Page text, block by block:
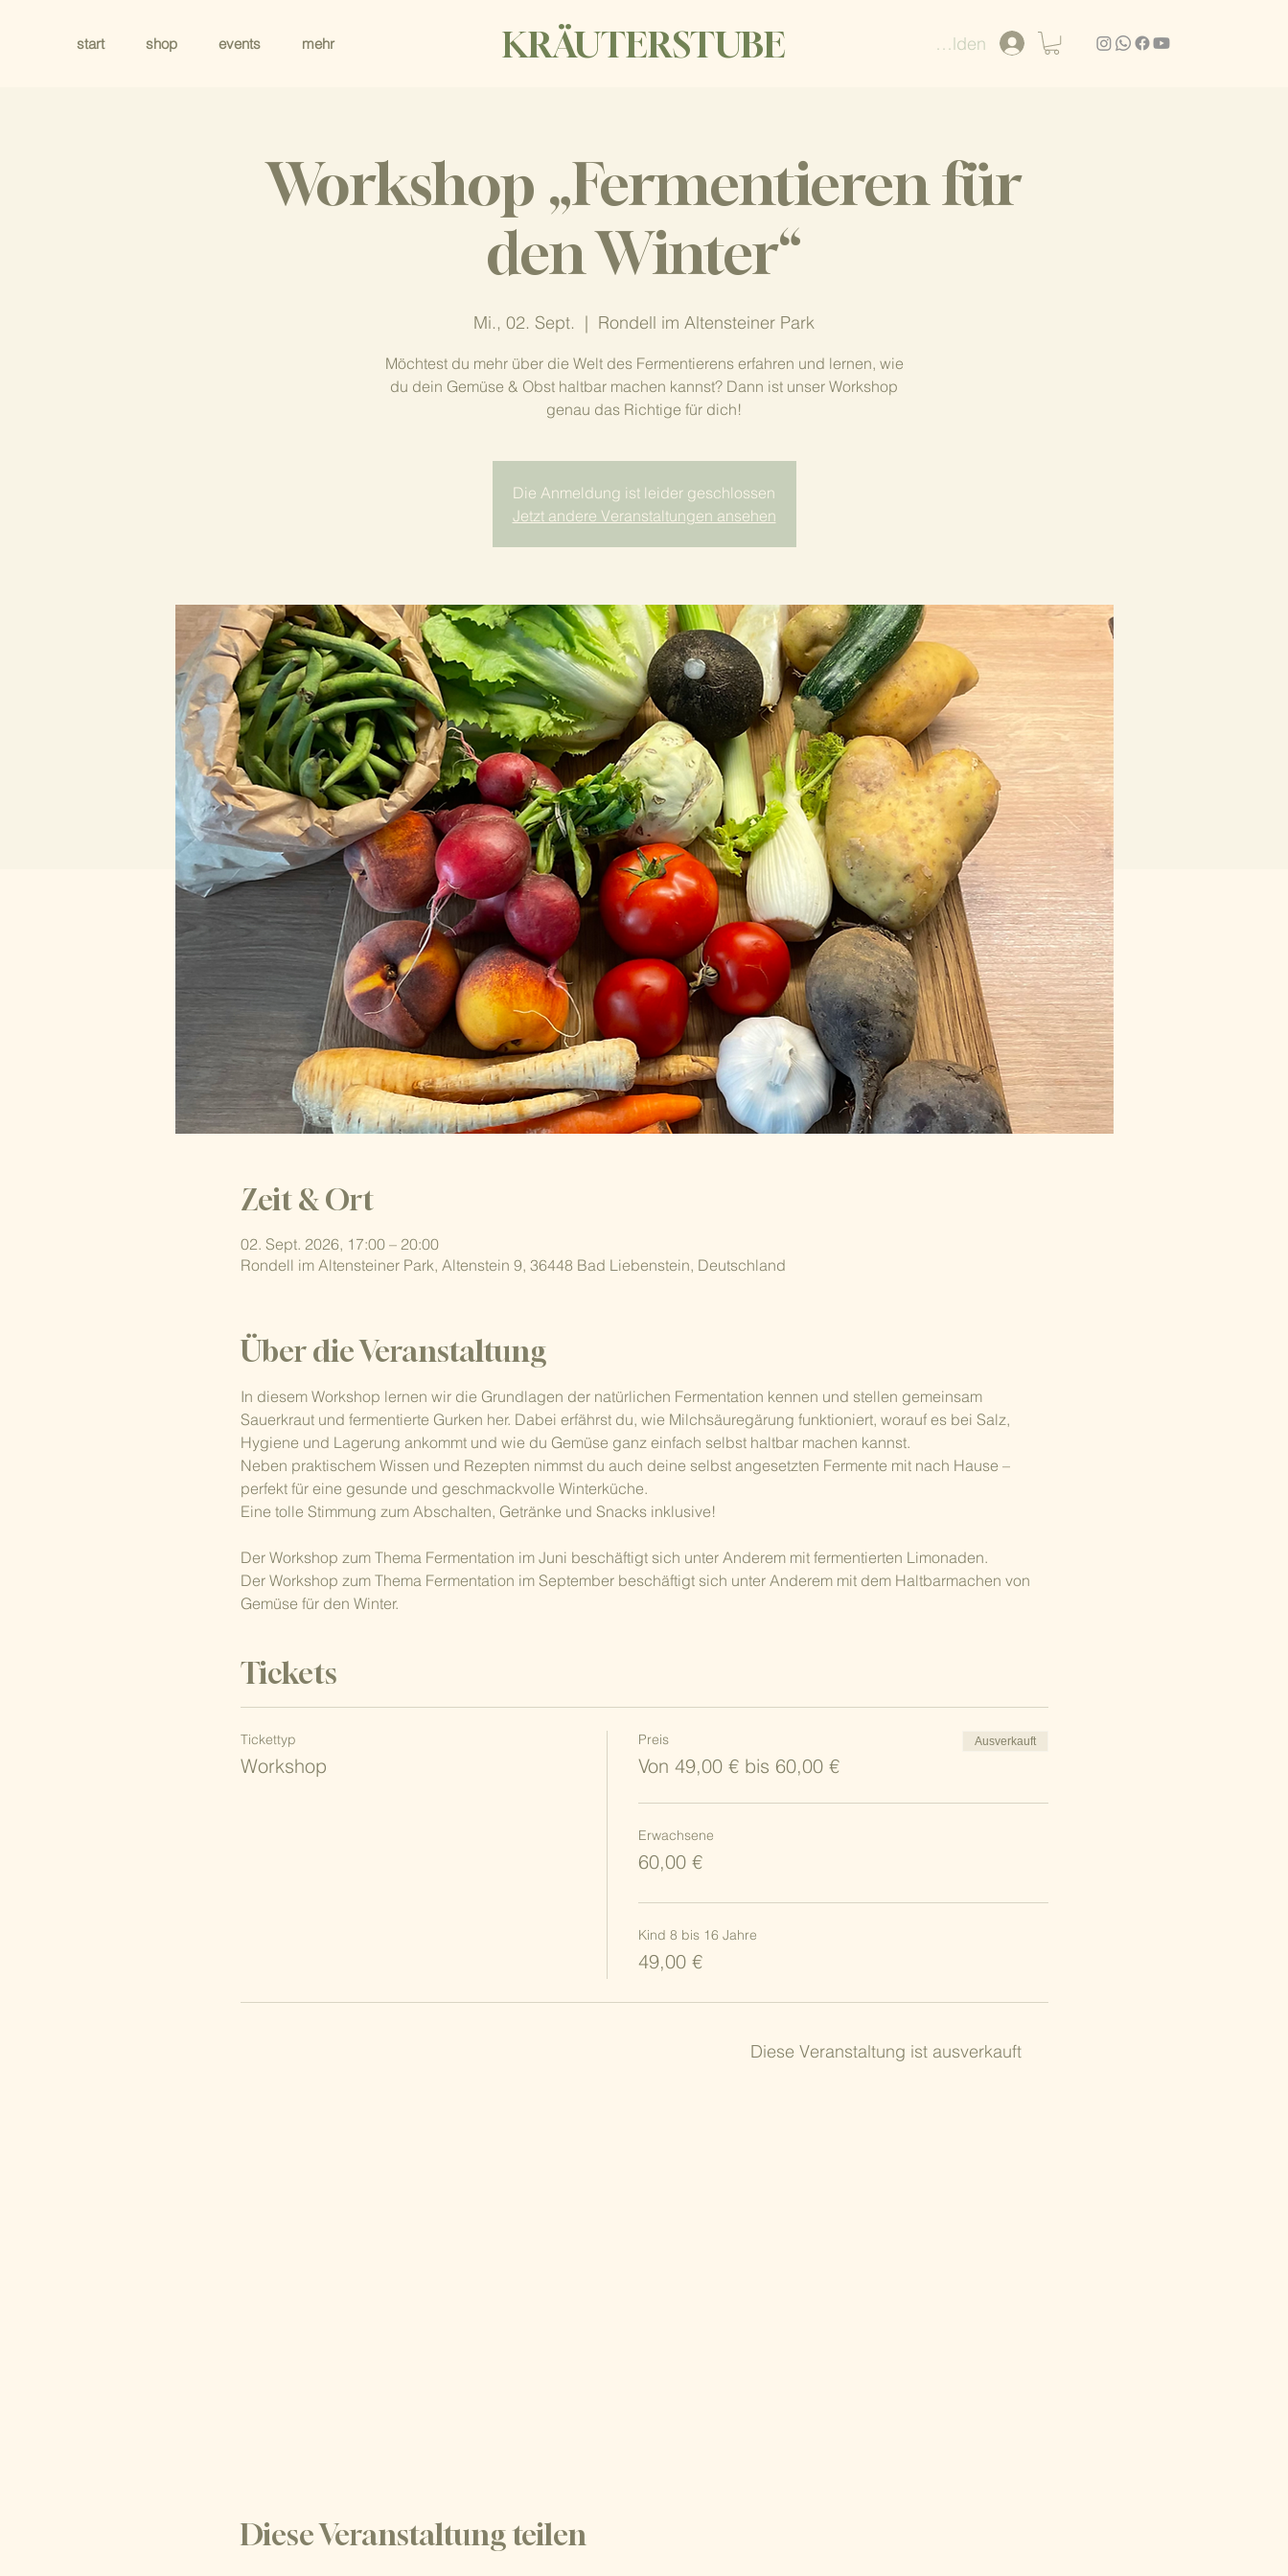
start shop events mehr Anmelden
KRÄUTERSTUBE
Workshop „Fermentieren für
den Winter“
Mi., 02. Sept.
  |
Rondell im Altensteiner Park
Möchtest du mehr über die Welt des Fermentierens erfahren und lernen, wie
du dein Gemüse & Obst haltbar machen kannst? Dann ist unser Workshop
genau das Richtige für dich!
Die Anmeldung ist leider geschlossen
Jetzt andere Veranstaltungen ansehen
Zeit & Ort
02. Sept. 2026, 17:00 – 20:00
Rondell im Altensteiner Park, Altenstein 9, 36448 Bad Liebenstein, Deutschland
Über die Veranstaltung
In diesem Workshop lernen wir die Grundlagen der natürlichen Fermentation kennen und stellen gemeinsam
Sauerkraut und fermentierte Gurken her. Dabei erfährst du, wie Milchsäuregärung funktioniert, worauf es bei Salz,
Hygiene und Lagerung ankommt und wie du Gemüse ganz einfach selbst haltbar machen kannst.
Neben praktischem Wissen und Rezepten nimmst du auch deine selbst angesetzten Fermente mit nach Hause –
perfekt für eine gesunde und geschmackvolle Winterküche.
Eine tolle Stimmung zum Abschalten, Getränke und Snacks inklusive!
Der Workshop zum Thema Fermentation im Juni beschäftigt sich unter Anderem mit fermentierten Limonaden.
Der Workshop zum Thema Fermentation im September beschäftigt sich unter Anderem mit dem Haltbarmachen von
Gemüse für den Winter.
Tickets
Tickettyp
Workshop
Preis
Von 49,00 € bis 60,00 €
Ausverkauft
Erwachsene
60,00 €
Kind 8 bis 16 Jahre
49,00 €
Diese Veranstaltung ist ausverkauft
Diese Veranstaltung teilen